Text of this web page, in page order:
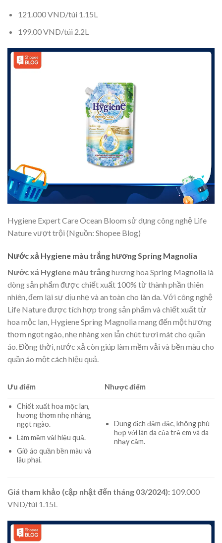
121.000 VND/túi 1.15L
199.00 VND/túi 2.2L
Hygiene Expert Care Ocean Bloom sử dụng công nghệ Life
Nature vượt trội (Nguồn: Shopee Blog)
Nước xả Hygiene màu trắng hương Spring Magnolia
Nước xả Hygiene màu trắnghương hoa Spring Magnolia là
dòng sản phẩm được chiết xuất 100% từ thành phần thiên
nhiên, đem lại sự dịu nhẹ và an toàn cho làn da. Với công nghệ
Life Nature được tích hợp trong sản phẩm và chiết xuất từ
hoa mộc lan, Hygiene Spring Magnolia mang đến một hương
thơm ngọt ngào, nhẹ nhàng xen lẫn chút tươi mát cho quần
áo. Đồng thời, nước xả còn giúp làm mềm vải và bền màu cho
quần áo một cách hiệu quả.
Ưu điểm Nhược điểm
Chiết xuất hoa mộc lan,
hương thơm nhẹ nhàng,
ngọt ngào.
Làm mềm vải hiệu quả.
Giữ áo quần bền màu và
lâu phai.
Dung dịch đậm đặc, không phù
hợp với làn da của trẻ em và da
nhạy cảm.
Giá tham khảo (cập nhật đến tháng 03/2024): 109.000
VND/túi 1.15L